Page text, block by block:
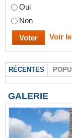
Oui
Non
Voir
RÉCENTES
GALERIE